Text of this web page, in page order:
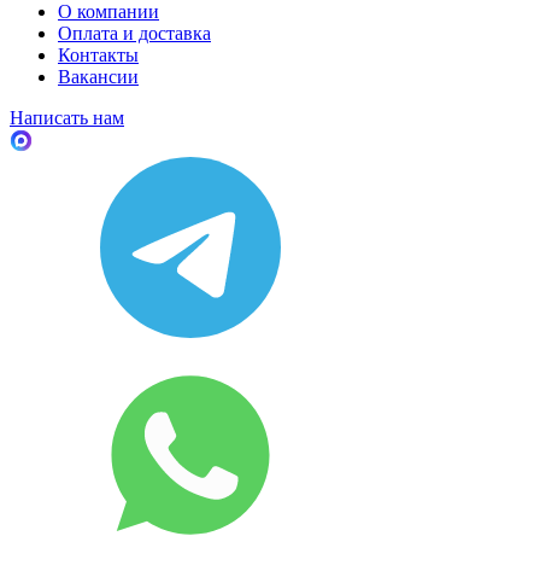
О компании
Оплата и доставка
Контакты
Вакансии
Написать нам